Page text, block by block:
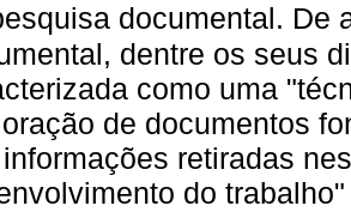
documental. De
dentre os seus
como uma
de documentos
retiradas
do